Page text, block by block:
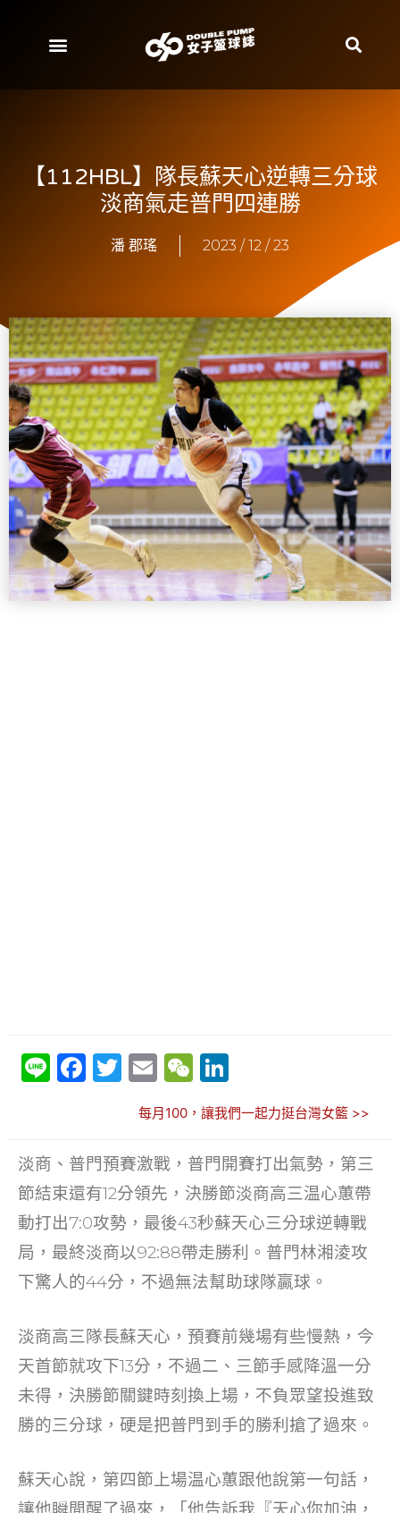
【112HBL】隊長蘇天心逆轉三分球
淡商氣走普門四連勝
潘 郡瑤 2023 / 12 / 23
Li F
e
b
o
o
k
T
itt
er
E
ai
l
W
C
h
at
k
e
dI
n
每月100，讓我們一起力挺台灣女籃 >>
淡商、普門預賽激戰，普門開賽打出氣勢，第三
節結束還有12分領先，決勝節淡商高三温心蕙帶
動打出7:0攻勢，最後43秒蘇天心三分球逆轉戰
局，最終淡商以92:88帶走勝利。普門林湘淩攻
下驚人的44分，不過無法幫助球隊贏球。
淡商高三隊長蘇天心，預賽前幾場有些慢熱，今
天首節就攻下13分，不過二、三節手感降溫一分
未得，決勝節關鍵時刻換上場，不負眾望投進致
勝的三分球，硬是把普門到手的勝利搶了過來。
蘇天心說，第四節上場温心蕙跟他說第一句話，